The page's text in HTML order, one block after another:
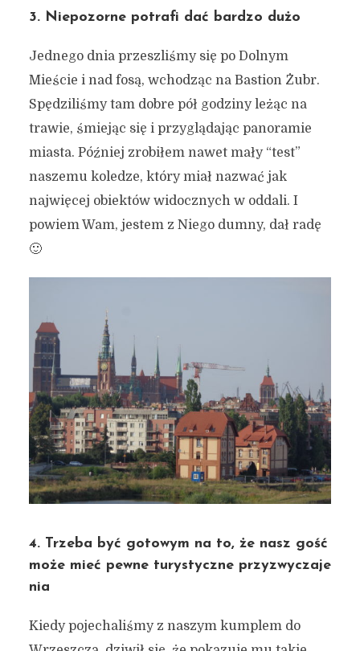
3. Niepozorne potrafi dać bardzo dużo
Jednego dnia przeszliśmy się po Dolnym
Mieście i nad fosą, wchodząc na Bastion Żubr.
Spędziliśmy tam dobre pół godziny leżąc na
trawie, śmiejąc się i przyglądając panoramie
miasta. Później zrobiłem nawet mały “test”
naszemu koledze, który miał nazwać jak
najwięcej obiektów widocznych w oddali. I
powiem Wam, jestem z Niego dumny, dał radę
🙂
4. Trzeba być gotowym na to, że nasz gość
może mieć pewne turystyczne przyzwyczaje
nia
Kiedy pojechaliśmy z naszym kumplem do